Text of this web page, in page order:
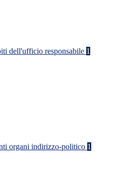
dell'ufficio responsabile 1
organi indirizzo-politico 1